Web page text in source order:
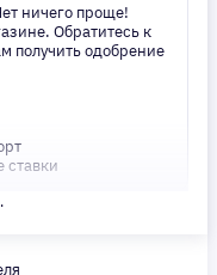
ничего проще!
Обратитесь к
получить одобрение
ставки
Получите то, что